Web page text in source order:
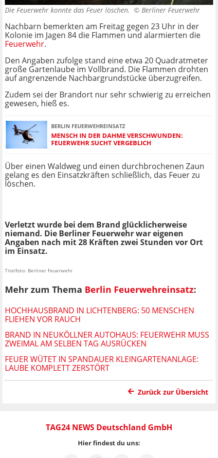
Die Feuerwehr konnte das Feuer löschen. © Berliner Feuerwehr
Nachbarn bemerkten am Freitag gegen 23 Uhr in der
Kolonie im Jagen 84 die Flammen und alarmierten die
Feuerwehr.
Den Angaben zufolge stand eine etwa 20 Quadratmeter
große Gartenlaube im Vollbrand. Die Flammen drohten
auf angrenzende Nachbargrundstücke überzugreifen.
Zudem sei der Brandort nur sehr schwierig zu erreichen
gewesen, hieß es.
BERLIN FEUERWEHREINSATZ
MENSCH IN DER DAHME VERSCHWUNDEN:
FEUERWEHR SUCHT VERGEBLICH
Über einen Waldweg und einen durchbrochenen Zaun
gelang es den Einsatzkräften schließlich, das Feuer zu
löschen.
Verletzt wurde bei dem Brand glücklicherweise
niemand. Die Berliner Feuerwehr war eigenen
Angaben nach mit 28 Kräften zwei Stunden vor Ort
im Einsatz.
Titelfoto: Berliner Feuerwehr
Mehr zum Thema Berlin Feuerwehreinsatz:
HOCHHAUSBRAND IN LICHTENBERG: 50 MENSCHEN
FLIEHEN VOR RAUCH
BRAND IN NEUKÖLLNER AUTOHAUS: FEUERWEHR MUSS
ZWEIMAL AM SELBEN TAG AUSRÜCKEN
FEUER WÜTET IN SPANDAUER KLEINGARTENANLAGE:
LAUBE KOMPLETT ZERSTÖRT
Zurück zur Übersicht
TAG24 NEWS Deutschland GmbH
Hier findest du uns: